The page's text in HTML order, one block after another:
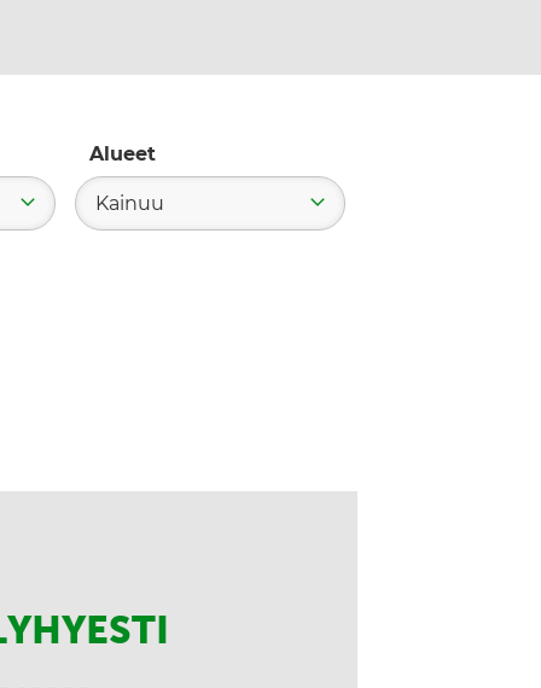
Alueet
Kainuu